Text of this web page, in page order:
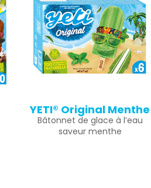
YETI® Original Menthe
Bâtonnet de glace à l’eau
saveur menthe